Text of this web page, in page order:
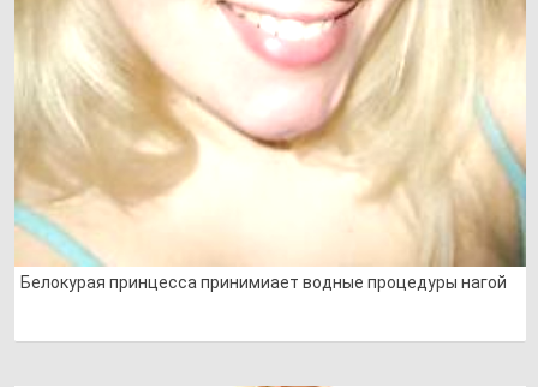
Белокурая принцесса принимиает водные процедуры нагой